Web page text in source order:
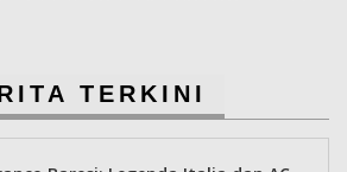
TERKINI